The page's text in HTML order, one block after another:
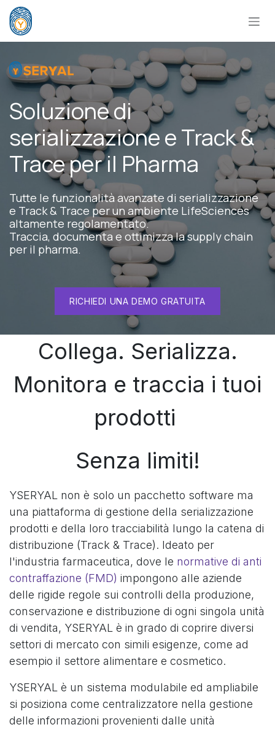
Passa al contenuto
Soluzione di
serializzazione e Track &
Trace per il Pharma
Tutte le funzionalità avanzate di serializzazione
e Track & Trace per un ambiente LifeSciences
altamente regolamentato.
Traccia, documenta e ottimizza la supply chain
per il pharma.
RICHIEDI UNA DEMO GRATUITA
Collega. Serializza.
Monitora e traccia i tuoi
prodotti
Senza limiti!
YSERYAL non è solo un pacchetto software ma
una piattaforma di gestione della serializzazione
prodotti e della loro tracciabilità lungo la catena di
distribuzione (Track & Trace). Ideato per
l'industria farmaceutica, dove le normative di anti
contraffazione (FMD) impongono alle aziende
delle rigide regole sui controlli della produzione,
conservazione e distribuzione di ogni singola unità
di vendita, YSERYAL è in grado di coprire diversi
settori di mercato con simili esigenze, come ad
esempio il settore alimentare e cosmetico.
YSERYAL è un sistema modulabile ed ampliabile
si posiziona come centralizzatore nella gestione
delle informazioni provenienti dalle unità